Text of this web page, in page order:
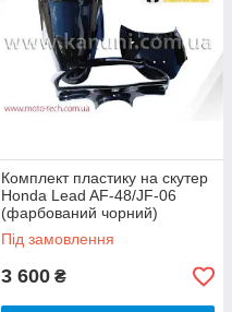
Комплект пластику на скутер
Honda Lead AF-48/JF-06
(фарбований чорний)
Mototech
Під замовлення
3 600 ₴